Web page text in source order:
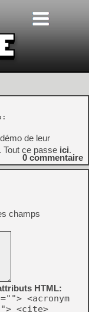
:
de leur
Tout ce passe ici.
0 commentaire
champs
HTML:
<acronym
<cite>